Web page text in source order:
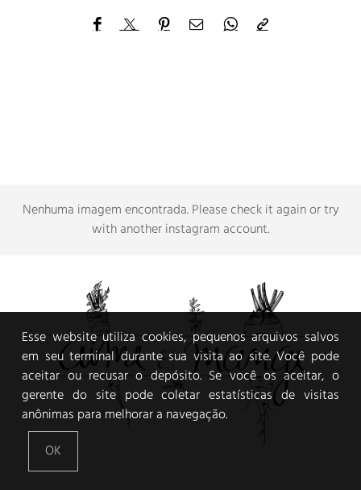
Nenhuma imagem encontrada.Please check it again or try
with another instagram account.
Esse website utiliza cookies, pequenos arquivos salvos
em seu terminal durante sua visita ao site. Você pode
aceitar ou recusar o depósito. Se você os aceitar, o
gerente do site pode coletar estatísticas de visitas
anônimas para melhorar a navegação.
OK